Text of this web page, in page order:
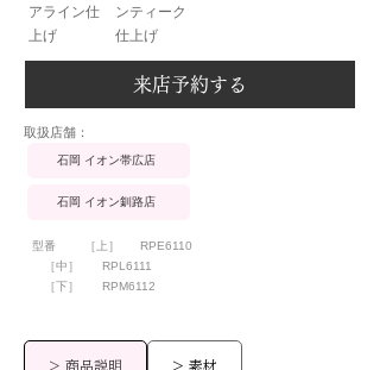
アライン仕
上げ
ンティーク
仕上げ
来店予約する
​取扱店舗：
石岡 イオン帯広店
石岡 イオン釧路店
型番 ［上］
RPE6110
［中］
［下］
RPL6111
RPM6112
> 商品説明 > 素材